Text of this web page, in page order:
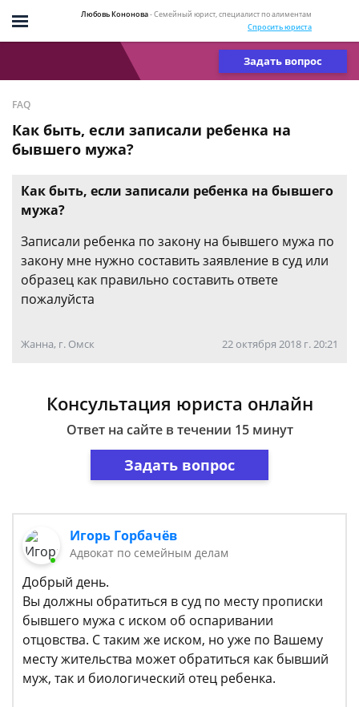
Любовь Кононова- Семейный юрист, специалист по алиментам
Спросить юриста
Задать вопрос
FAQ
Как быть, если записали ребенка на
бывшего мужа?
Как быть, если записали ребенка на бывшего
мужа?
Записали ребенка по закону на бывшего мужа по
закону мне нужно составить заявление в суд или
образец как правильно составить ответе
пожалуйста
Жанна, г. Омск 22 октября 2018 г. 20:21
Консультация юриста онлайн
Ответ на сайте в течении 15 минут
Задать вопрос
Игорь Горбачёв
Адвокат по семейным делам
Добрый день.
Вы должны обратиться в суд по месту прописки
бывшего мужа с иском об оспаривании
отцовства. С таким же иском, но уже по Вашему
месту жительства может обратиться как бывший
муж, так и биологический отец ребенка.